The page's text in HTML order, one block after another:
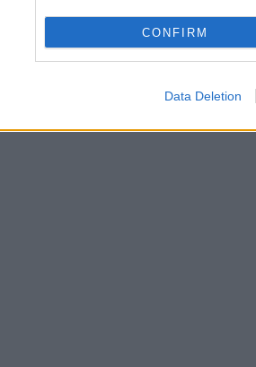
CONFIRM
Data Deletion